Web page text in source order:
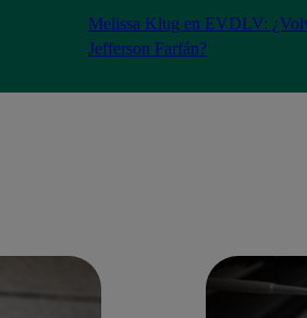
Melissa Klug en EVDLV:
Jefferson Farfán?